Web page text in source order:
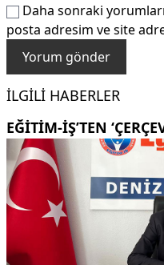
Daha sonraki
posta adresim ve site
İLGILI HABERLER
EĞITIM-İŞ’TEN